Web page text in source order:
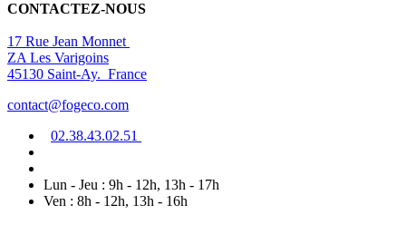
CONTACTEZ-NOUS
17 Rue Jean Monnet
ZA Les Varigoins
45130 Saint-Ay. France
contact@fogeco.com
02.38.43.02.51
Lun - Jeu : 9h - 12h, 13h - 17h
Ven : 8h - 12h, 13h - 16h